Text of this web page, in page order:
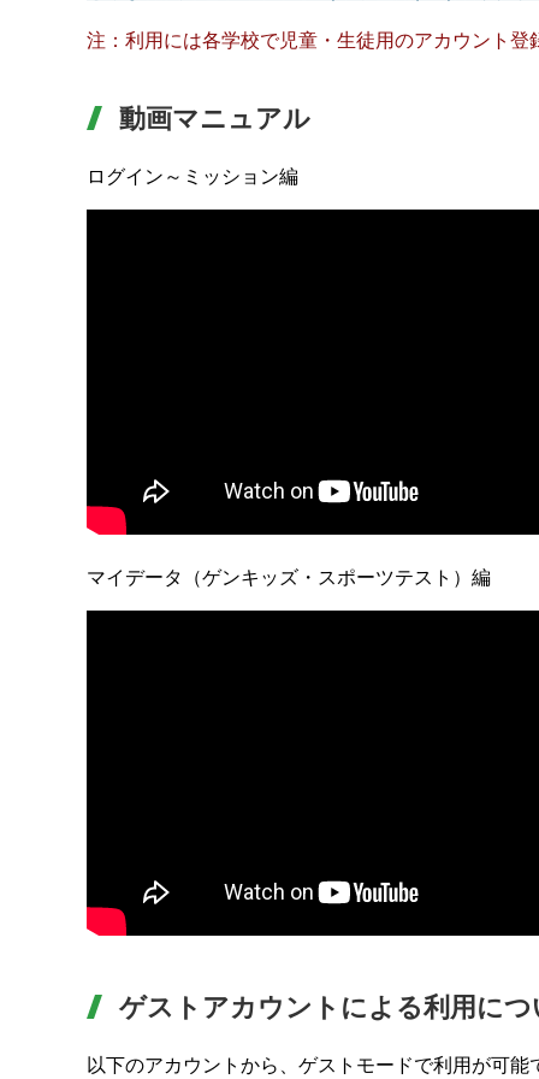
注：利用には各学校で児童・生徒用のアカウント登
動画マニュアル
ログイン～ミッション編
マイデータ（ゲンキッズ・スポーツテスト）編
ゲストアカウントによる利用につ
以下のアカウントから、ゲストモードで利用が可能